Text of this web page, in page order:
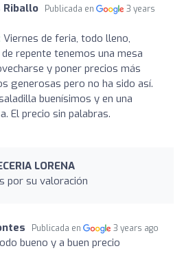
Riballo Publicada en
3 years
Viernes de feria, todo lleno,
repente tenemos una mesa
y poner precios más
generosas pero no ha sido así.
buenísimos y en una
El precio sin palabras.
LORENA
por su valoración
Publicada en 3 years ago
bueno y a buen precio